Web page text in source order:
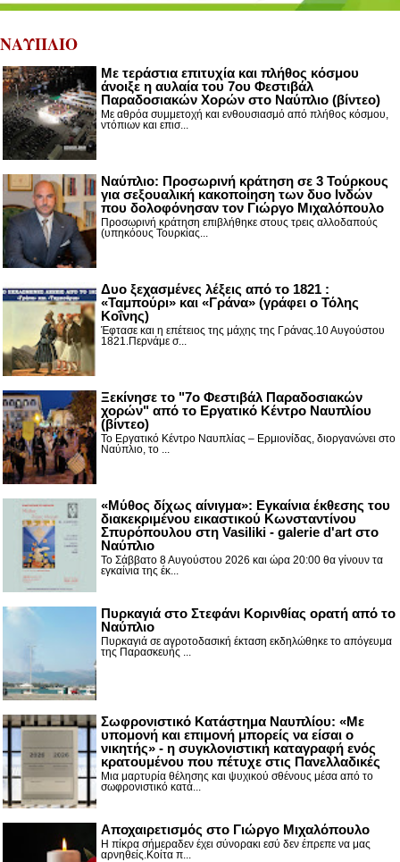
ΝΑΥΠΛΙΟ
Με τεράστια επιτυχία και πλήθος κόσμου
άνοιξε η αυλαία του 7ου Φεστιβάλ
Παραδοσιακών Χορών στο Ναύπλιο (βίντεο)
Με αθρόα συμμετοχή και ενθουσιασμό από πλήθος κόσμου,
ντόπιων και επισ...
Ναύπλιο: Προσωρινή κράτηση σε 3 Τούρκους
για σεξουαλική κακοποίηση των δυο Ινδών
που δολοφόνησαν τον Γιώργο Μιχαλόπουλο
Προσωρινή κράτηση επιβλήθηκε στους τρεις αλλοδαπούς
(υπηκόους Τουρκίας...
Δυο ξεχασμένες λέξεις από το 1821 :
«Ταμπούρι» και «Γράνα» (γράφει ο Τόλης
Κοΐνης)
Έφτασε και η επέτειος της μάχης της Γράνας.10 Αυγούστου
1821.Περνάμε σ...
Ξεκίνησε το "7ο Φεστιβάλ Παραδοσιακών
χορών" από το Εργατικό Κέντρο Ναυπλίου
(βίντεο)
Το Εργατικό Κέντρο Ναυπλίας – Ερμιονίδας, διοργανώνει στο
Ναύπλιο, το ...
«Μύθος δίχως αίνιγμα»: Εγκαίνια έκθεσης του
διακεκριμένου εικαστικού Κωνσταντίνου
Σπυρόπουλου στη Vasiliki - galerie d'art στο
Ναύπλιο
Το Σάββατο 8 Αυγούστου 2026 και ώρα 20:00 θα γίνουν τα
εγκαίνια της έκ...
Πυρκαγιά στο Στεφάνι Κορινθίας ορατή από το
Ναύπλιο
Πυρκαγιά σε αγροτοδασική έκταση εκδηλώθηκε το απόγευμα
της Παρασκευής ...
Σωφρονιστικό Κατάστημα Ναυπλίου: «Με
υπομονή και επιμονή μπορείς να είσαι ο
νικητής» - η συγκλονιστική καταγραφή ενός
κρατουμένου που πέτυχε στις Πανελλαδικές
Μια μαρτυρία θέλησης και ψυχικού σθένους μέσα από το
σωφρονιστικό κατά...
Αποχαιρετισμός στο Γιώργο Μιχαλόπουλο
Η πίκρα σήμεραδεν έχει σύνορακι εσύ δεν έπρεπε να μας
αρνηθείς.Κοίτα π...